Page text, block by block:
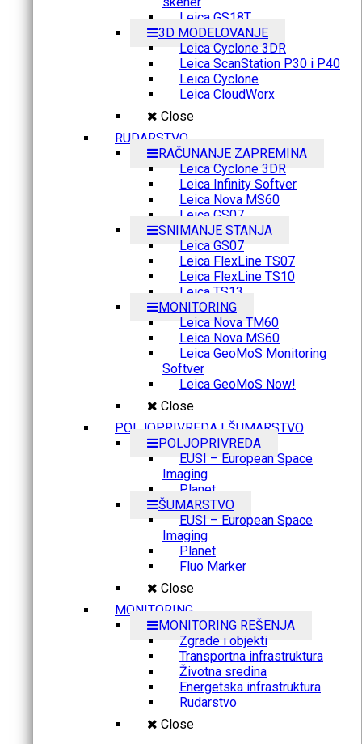
Leica GS18T
3D MODELOVANJE
Leica Cyclone 3DR
Leica ScanStation P30 i P40
Leica Cyclone
Leica CloudWorx
Close
RUDARSTVO
RAČUNANJE ZAPREMINA
Leica Cyclone 3DR
Leica Infinity Softver
Leica Nova MS60
Leica GS07
SNIMANJE STANJA
Leica GS07
Leica FlexLine TS07
Leica FlexLine TS10
Leica TS13
MONITORING
Leica Nova TM60
Leica Nova MS60
Leica GeoMoS Monitoring
Softver
Leica GeoMoS Now!
Close
POLJOPRIVREDA I ŠUMARSTVO
POLJOPRIVREDA
EUSI – European Space
Imaging
Planet
ŠUMARSTVO
EUSI – European Space
Imaging
Planet
Fluo Marker
Close
MONITORING
MONITORING REŠENJA
Zgrade i objekti
Transportna infrastruktura
Životna sredina
Energetska infrastruktura
Rudarstvo
Close